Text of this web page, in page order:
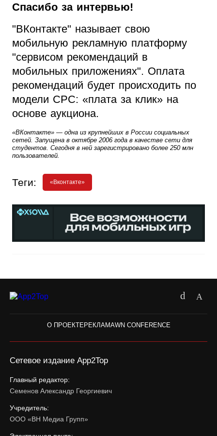
Спасибо за интервью!
"ВКонтакте" называет свою
мобильную рекламную платформу
"сервисом рекомендаций в
мобильных приложениях". Оплата
рекомендаций будет происходить по
модели CPC: «плата за клик» на
основе аукциона.
«ВКонтакте» — одна из крупнейших в России социальных
сетей. Запущена в октябре 2006 года в качестве сети для
студентов. Сегодня в ней зарегистрировано более 250 млн
пользователей.
Теги: «Вконтакте»
О ПРОЕКТЕ РЕКЛАМАWN CONFERENCE
Сетевое издание App2Top
Главный редактор:
Семенов Александр Георгиевич
Учредитель:
ООО «ВН Медиа Групп»